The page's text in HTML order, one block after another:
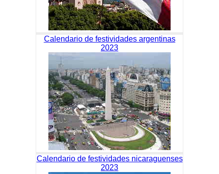
Calendario de festividades argentinas
2023
Calendario de festividades nicaraguenses
2023